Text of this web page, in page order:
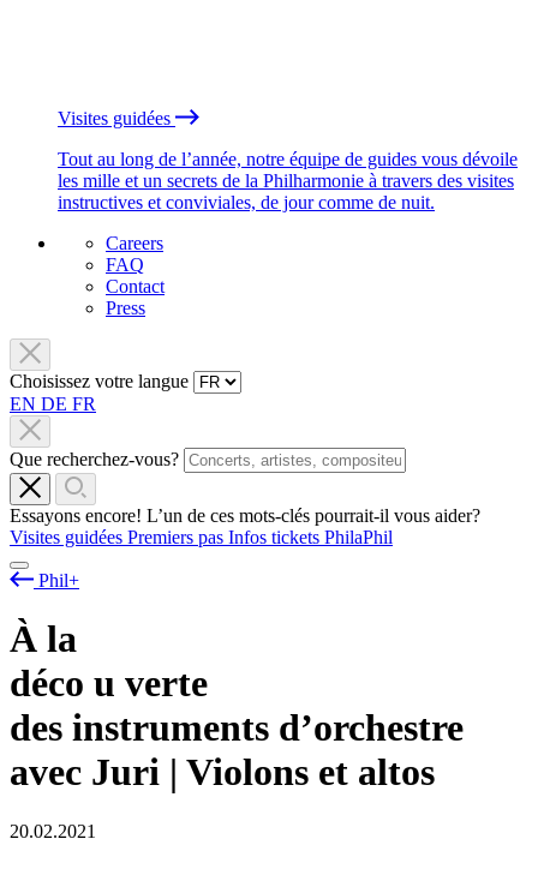
Visites guidées
Tout au long de l’année, notre équipe de guides vous dévoile
les mille et un secrets de la Philharmonie à travers des visites
instructives et conviviales, de jour comme de nuit.
Careers
FAQ
Contact
Press
Choisissez votre langue
EN DE FR
Que recherchez-vous?
Essayons encore! L’un de ces mots-clés pourrait-il vous aider?
Visites guidées Premiers pas Infos tickets PhilaPhil
Phil+
À la
déco u verte
des instruments d’orchestre
avec Juri | Violons et altos
20.02.2021